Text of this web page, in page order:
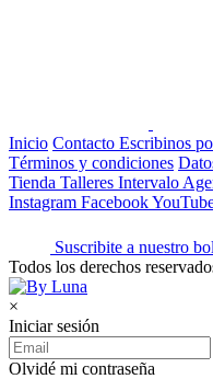
Inicio Contacto Escribinos
Términos y condiciones
Tienda Talleres Intervalo
Instagram Facebook
Suscribite a nuestro
Todos los derechos
×
Iniciar sesión
Olvidé mi contraseña